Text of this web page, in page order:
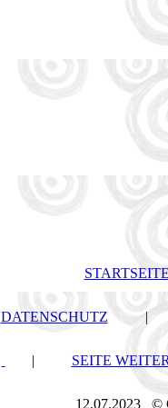
DATENSCHUTZ |
| SEITE
12.07.2023 ©